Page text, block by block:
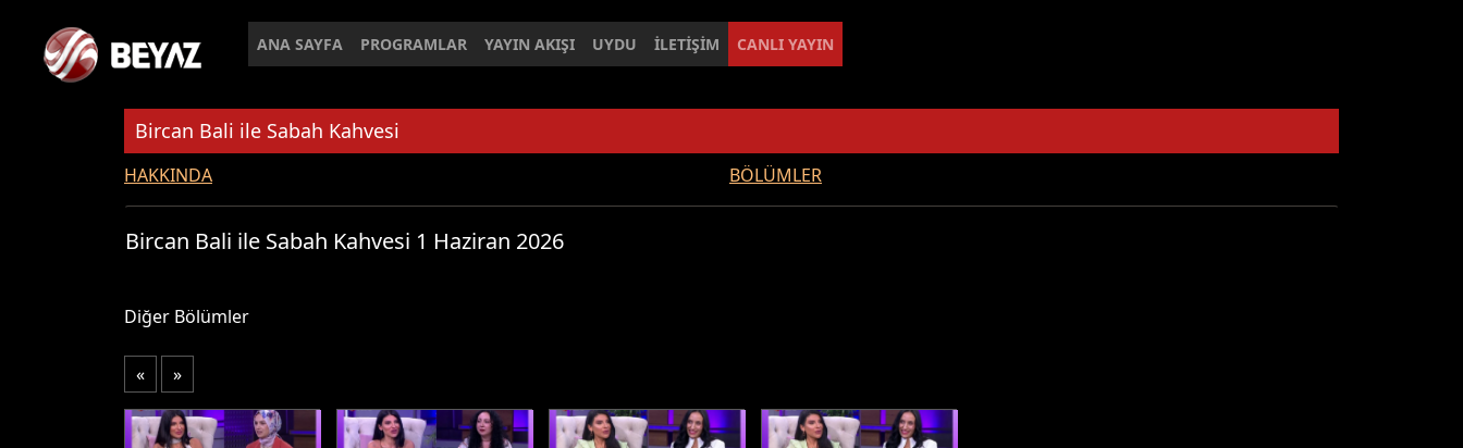
ANA SAYFA PROGRAMLAR YAYIN AKIŞI UYDU İLETİŞİM CANLI YAYIN
Bircan Bali ile Sabah Kahvesi
HAKKINDA BÖLÜMLER
Bircan Bali ile Sabah Kahvesi 1 Haziran 2026
Diğer Bölümler
« »